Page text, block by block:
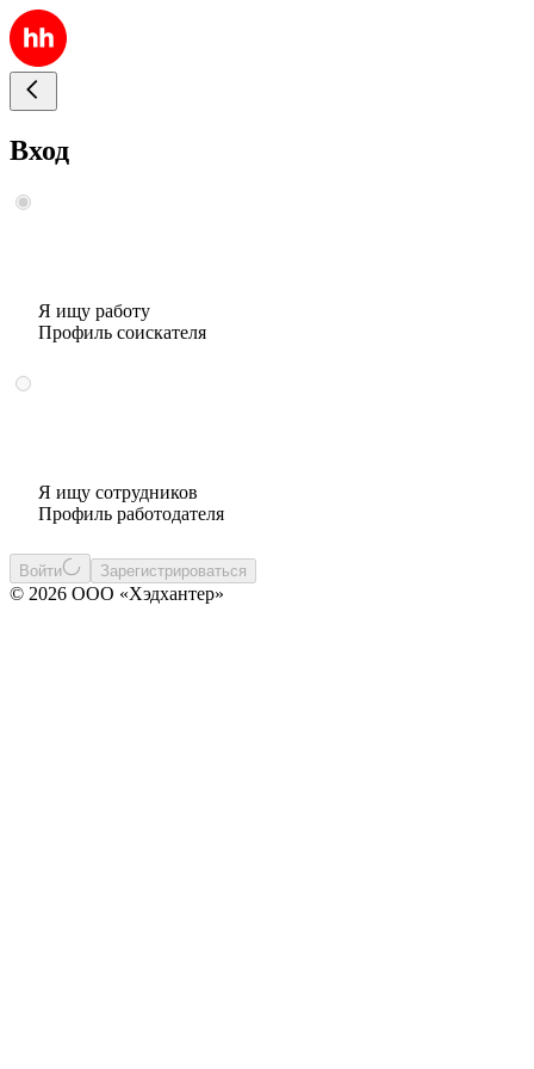
Вход
Я ищу работу
Профиль соискателя
Я ищу сотрудников
Профиль работодателя
Войти Зарегистрироваться
© 2026 ООО «Хэдхантер»